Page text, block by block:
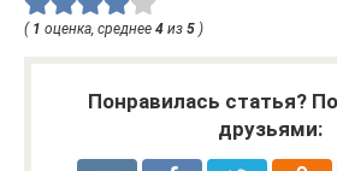
( 1 оценка, среднее 4 из 5 )
Понравилась статья?
друзьями: